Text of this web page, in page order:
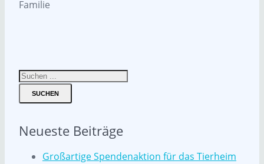
Familie
SUCHEN
Neueste Beiträge
Großartige Spendenaktion für das Tierheim